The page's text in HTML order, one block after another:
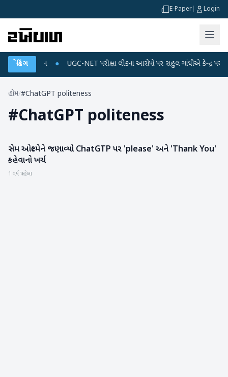
E-Paper Login
બ્રેકિંગ
ડેટા પ્લાન ● UGC-NET પરીક્ષા લીકના આરોપો પર રાહુલ ગાંધીએ કેન્દ્ર પર પ્રહાર
હોમ/#ChatGPT politeness
#ChatGPT politeness
ગેજેટ
સેમ ઓલ્ટમેને જણાવ્યો ChatGTP પર 'please' અને 'Thank You'
કહેવાનો ખર્ચ
1 વર્ષ પહેલા